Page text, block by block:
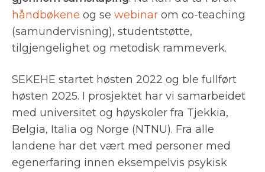
håndbøkene og se webinar om co-teaching
(samundervisning), studentstøtte,
tilgjengelighet og metodisk rammeverk.
SEKEHE startet høsten 2022 og ble fullført
høsten 2025. I prosjektet har vi samarbeidet
med universitet og høyskoler fra Tjekkia,
Belgia, Italia og Norge (NTNU). Fra alle
landene har det vært med personer med
egenerfaring innen eksempelvis psykisk